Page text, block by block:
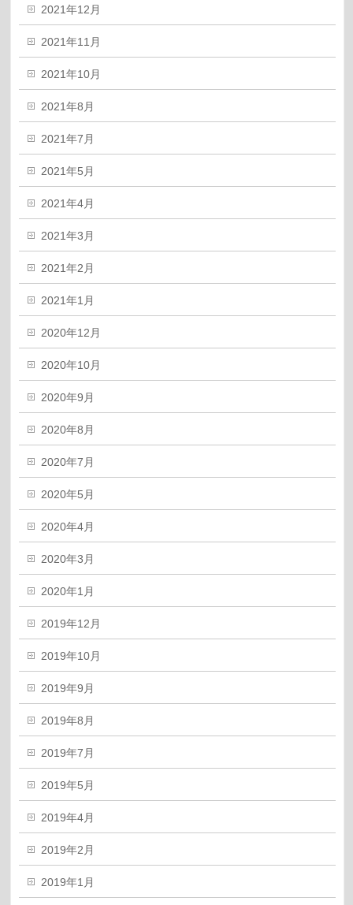
2021年12月
2021年11月
2021年10月
2021年8月
2021年7月
2021年5月
2021年4月
2021年3月
2021年2月
2021年1月
2020年12月
2020年10月
2020年9月
2020年8月
2020年7月
2020年5月
2020年4月
2020年3月
2020年1月
2019年12月
2019年10月
2019年9月
2019年8月
2019年7月
2019年5月
2019年4月
2019年2月
2019年1月